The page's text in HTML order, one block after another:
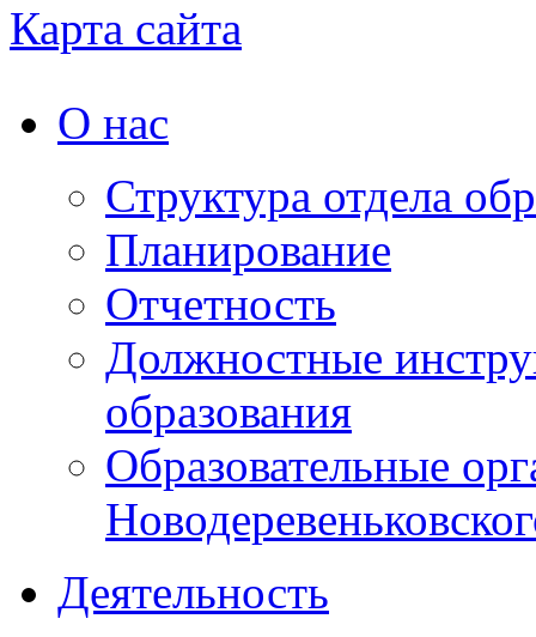
Карта сайта
О нас
Структура отдела
Планирование
Отчетность
Должностные
образования
Образовательные
Деятельность